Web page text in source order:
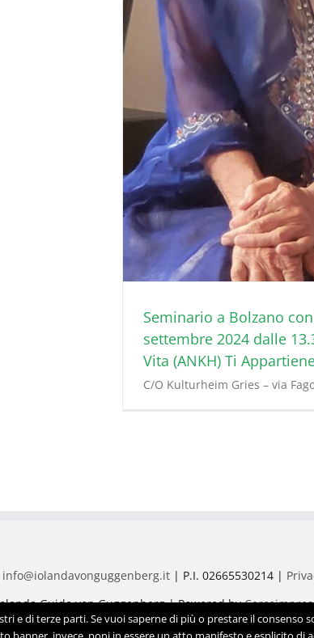
Seminario a Bolzano
settembre 2024 dalle
Vita (ANKH) Ti
C/O Kulturheim Gries – via
info@iolandavonguggenberg.it | P.I. 02665530214 |
Guido von Guggenberg | Powered by
di terze parti. Se vuoi saperne di più o prestare il consenso